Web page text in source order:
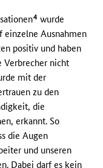
4 wurde
einzelne Ausnahmen
positiv und haben
Verbrecher nicht
mit der
zu den
die
erkannt. So
die Augen
und unseren
Dabei darf es kein